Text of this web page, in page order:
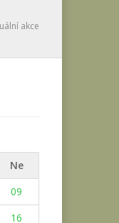
akce
Ne
09
16